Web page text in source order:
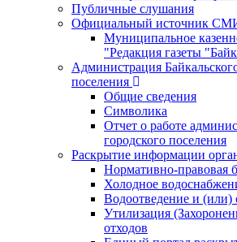
Публичные слушания
Официальный источник
Муниципальное
"Редакция газеты
Администрация
поселения
Общие сведения
Символика
Отчет о работе
городского поселения
Раскрытие информации
Нормативно-правовая
Холодное
Водоотведение и (или)
Утилизация
отходов